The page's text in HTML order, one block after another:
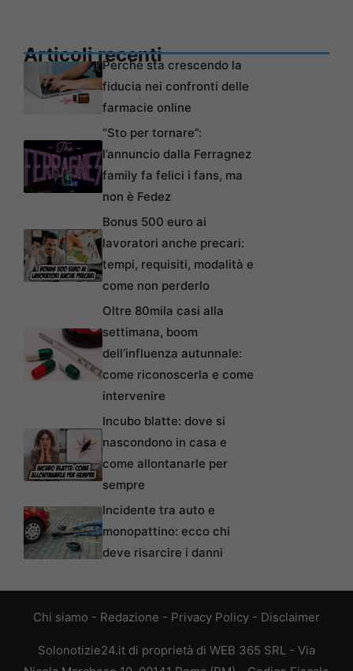
Articoli recentiPerché sta crescendo la
fiducia nei confronti delle
farmacie online
“Sto per tornare”:
l’annuncio dalla Ferragnez
family fa felici i fans, ma
non è Fedez
Bonus 500 euro ai
lavoratori anche precari:
tempi, requisiti, modalità e
come non perderlo
Oltre 80mila casi alla
settimana, boom
dell’influenza autunnale:
come riconoscerla e come
intervenire
Incubo blatte: dove si
nascondono in casa e
come allontanarle per
sempre
Incidente tra auto e
monopattino: ecco chi
deve risarcire i danni
Chi siamo - Redazione - Privacy Policy - Disclaimer
Solonotizie24.it di proprietà di WEB 365 SRL - Via